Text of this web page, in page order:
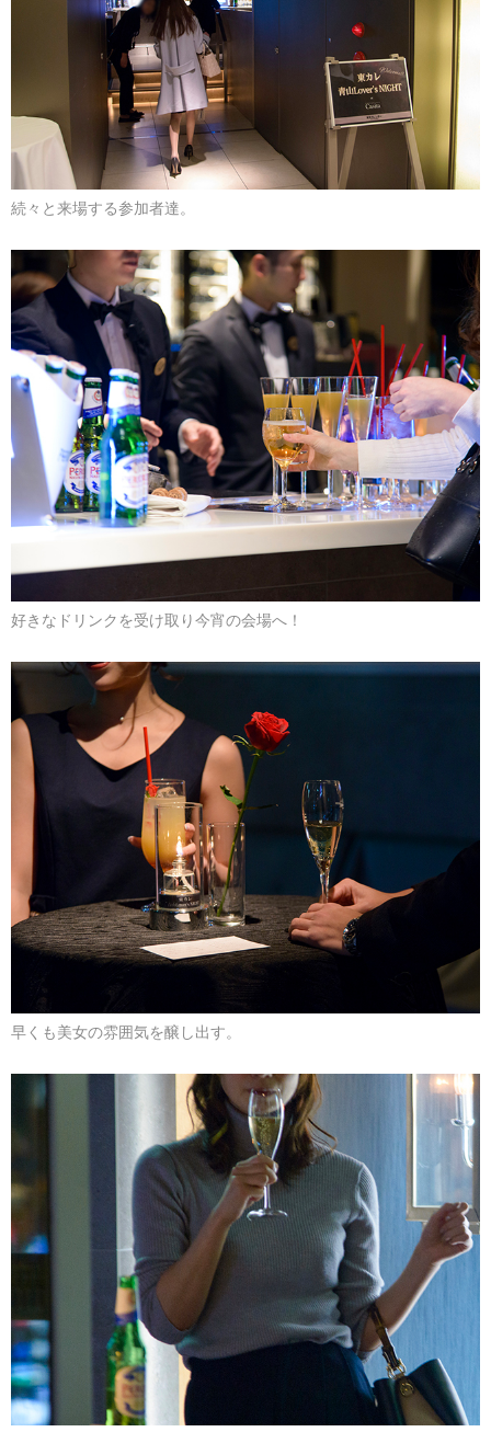
続々と来場する参加者達。
好きなドリンクを受け取り今宵の会場へ！
早くも美女の雰囲気を醸し出す。